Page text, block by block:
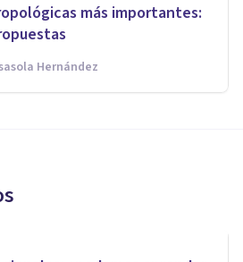
más importantes:
Hernández